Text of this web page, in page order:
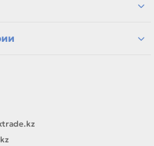
по Алматы, отправка по
совпадают с вашей моделью